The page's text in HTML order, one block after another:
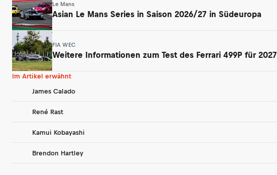
Le Mans
Asian Le Mans Series in Saison 2026/27 in Südeuropa
FIA WEC
Weitere Informationen zum Test des Ferrari 499P für 2027
Im Artikel erwähnt
James Calado
René Rast
Kamui Kobayashi
Brendon Hartley